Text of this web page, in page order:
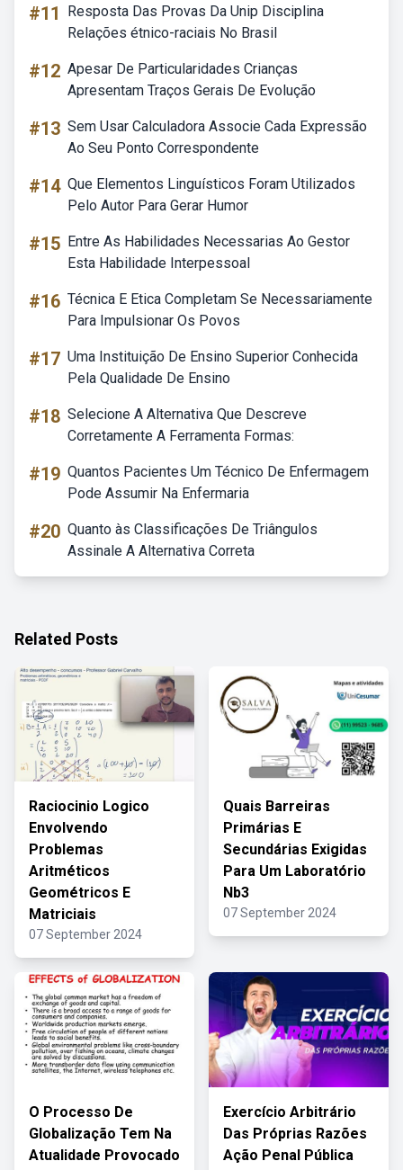
#11
Resposta Das Provas Da Unip Disciplina
Relações étnico-raciais No Brasil
#12 Apesar De Particularidades Crianças
Apresentam Traços Gerais De Evolução
#13 Sem Usar Calculadora Associe Cada Expressão
Ao Seu Ponto Correspondente
#14 Que Elementos Linguísticos Foram Utilizados
Pelo Autor Para Gerar Humor
#15 Entre As Habilidades Necessarias Ao Gestor
Esta Habilidade Interpessoal
#16 Técnica E Etica Completam Se Necessariamente
Para Impulsionar Os Povos
#17 Uma Instituição De Ensino Superior Conhecida
Pela Qualidade De Ensino
#18 Selecione A Alternativa Que Descreve
Corretamente A Ferramenta Formas:
#19 Quantos Pacientes Um Técnico De Enfermagem
Pode Assumir Na Enfermaria
#20 Quanto às Classificações De Triângulos
Assinale A Alternativa Correta
Related Posts
Raciocinio Logico
Envolvendo
Problemas
Aritméticos
Geométricos E
Matriciais
07 September 2024
Quais Barreiras
Primárias E
Secundárias Exigidas
Para Um Laboratório
Nb3
07 September 2024
O Processo De
Globalização Tem Na
Atualidade Provocado
Exercício Arbitrário
Das Próprias Razões
Ação Penal Pública